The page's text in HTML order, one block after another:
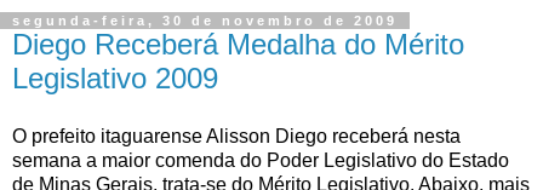
segunda-feira, 30 de novembro de 2009
Diego Receberá Medalha do Mérito
Legislativo 2009
O prefeito itaguarense Alisson Diego receberá nesta
semana a maior comenda do Poder Legislativo do Estado
de Minas Gerais, trata-se do Mérito Legislativo. Abaixo, mais